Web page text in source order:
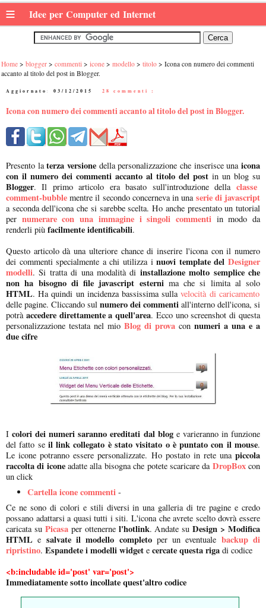
≡ Idee per Computer ed Internet
Home blogger commenti icone modello titolo
Icona con numero dei commenti
accanto al titolo del post in Blogger.
Aggiornato: 03/12/2015 28 commenti :
Icona con numero dei commenti accanto al titolo del post in Blogger.
Presento laterza versione della personalizzazione che inserisce unaicona
con il numero dei commenti accanto al titolo del post in un blog su
Blogger. Il primo articolo era basato sull'introduzione della classe
comment-bubble mentre il secondo concerneva in una serie di javascript
a seconda dell'icona che si sarebbe scelta. Ho anche presentato un tutorial
per numerare con una immagine i singoli commentiin modo da
renderli più facilmente identificabili.
Questo articolo dà una ulteriore chance di inserire l'icona con il numero
dei commenti specialmente a chi utilizza inuovi template delDesigner
modelli. Si tratta di una modalità di installazione molto semplice che
non ha bisogno di file javascript esternima che si limita al solo
HTML. Ha quindi un incidenza bassissima sullavelocità di caricamento
delle pagine. Cliccando sul numero dei commenti all'interno dell'icona, si
potrà accedere direttamente a quell'area. Ecco uno screenshot di questa
personalizzazione testata nel mio Blog di prova con numeri a una e a
due cifre
Icolori dei numeri saranno ereditati dal bloge varieranno in funzione
del fatto se il link collegato è stato visitato o è puntato con il mouse.
Le icone potranno essere personalizzate. Ho postato in rete una piccola
raccolta di iconeadatte alla bisogna che potete scaricare da DropBoxcon
un click
Cartella icone commenti -
Ce ne sono di colori e stili diversi in una galleria di tre pagine e credo
possano adattarsi a quasi tutti i siti. L'icona che avrete scelto dovrà essere
caricata su Picasaper ottenerne l'hotlink. Andate suDesign > Modifica
HTML e salvate il modello completoper un eventuale backup di
ripristino. Espandete i modelli widget e cercate questa riga di codice
<b:includable id='post' var='post'>
Immediatamente sotto incollate quest'altro codice